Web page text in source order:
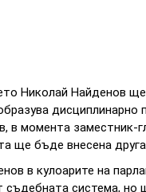
Николай Найденов
дисциплинарно
в момента заместник-
ще бъде внесена
в кулоарите на
система, но